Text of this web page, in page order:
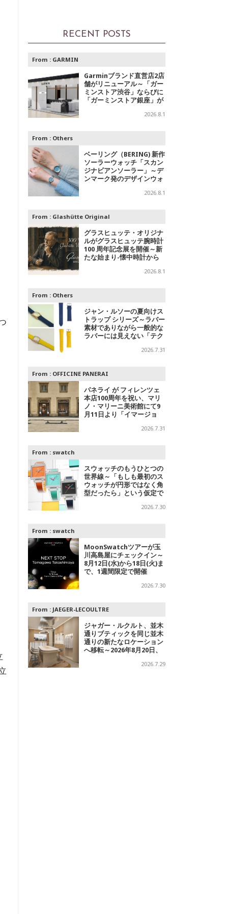
RECENT POSTS
From : GARMIN
Garminブランド直営店2店
舗がリニューアル～「ガー
ミンストア渋谷」ならびに
「ガーミンストア銀座」が
2026.8.1
From : Others
ベーリング（BERING) 新作
ソーラーウォッチ「スカン
ジナビアンソーラー」～デ
ンマーク発のデザインウォ
スブルー」コレクション
2026.8.1
From : Glashütte Original
グラスヒュッテ・オリジナ
ルがグラスヒュッテ腕時計
100 周年記念展を開催～新
たな始まり-懐中時計から
2026.8.1
From : Others
ジャン・ルソーの夏向けス
トラップ シリーズ～ラバー
素材でありながら一般的な
ラバーには見えない「テク
2026.7.31
From : OFFICINE PANERAI
パネライ が フィレンツェ
本店100周年を祝い、マリ
ノ・マリーニ美術館にて9
月11日より「イマージョ
キシビションを開催2026.7.31
From : swatch
スウォッチのもうひとつの
世界線～「もしも最初のス
ウォッチが円形ではなく角
型だったら」という仮定で
2026.7.30
From : swatch
MoonSwatchツアーが玉
川高島屋にチェックイン～
8月12日(水)から18日(火)ま
で、1週間限定で開催
2026.7.30
From : JAEGER-LECOULTRE
ジャガー・ルクルト、並木
通りブティックを同じ並木
通りの新たなロケーション
へ移転～2026年8月20日、
2026.7.29